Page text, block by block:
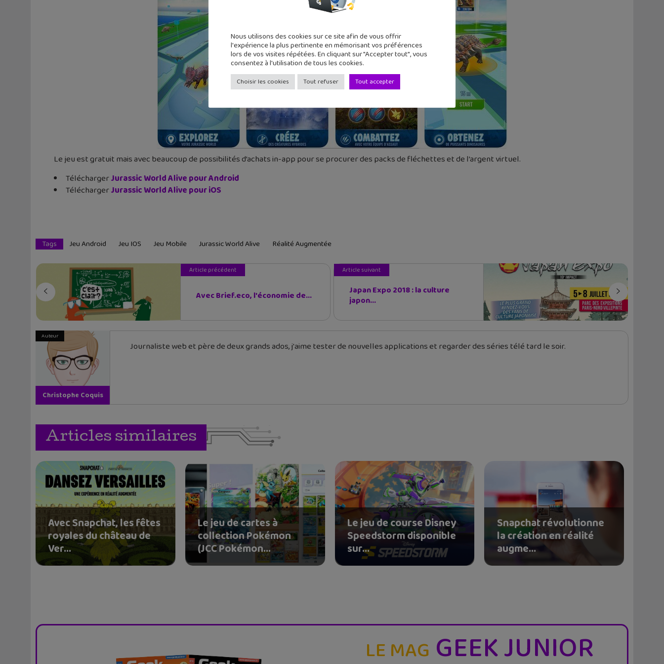
Le jeu est gratuit mais avec beaucoup de possibilités d’achats in-app pour se procurer des packs de fléchettes et de l’argent virtuel.
TéléchargerJurassic World Alive pour Android
TéléchargerJurassic World Alive pour iOS
Tags Jeu Android Jeu IOS Jeu Mobile Jurassic World Alive Réalité Augmentée
Article précédent
Avec Brief.eco, l'économie de...
Article suivant
Japan Expo 2018 : la culture
japon...
Auteur
Christophe Coquis
Journaliste web et père de deux grands ados, j'aime tester de nouvelles applications et regarder des séries télé tard le soir.
Articles similaires
Avec Snapchat, les fêtes
royales du château de
Ver...
Le jeu de cartes à
collection Pokémon
(JCC Pokémon...
Le jeu de course Disney
Speedstorm disponible
sur...
Snapchat révolutionne
la création en réalité
augme...
LE MAG GEEK JUNIOR
Nous utilisons des cookies sur ce site afin de vous offrir
l'expérience la plus pertinente en mémorisant vos préférences
lors de vos visites répétées. En cliquant sur "Accepter tout", vous
consentez à l'utilisation de tous les cookies.
Choisir les cookies Tout refuser Tout accepter